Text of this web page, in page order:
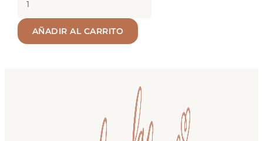
AÑADIR AL CARRITO